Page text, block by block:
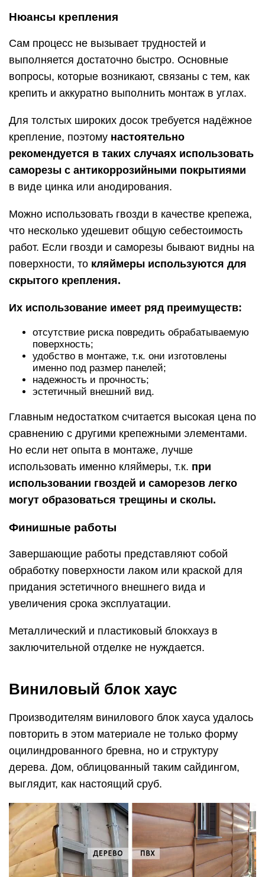
Нюансы крепления
Сам процесс не вызывает трудностей и
выполняется достаточно быстро. Основные
вопросы, которые возникают, связаны с тем, как
крепить и аккуратно выполнить монтаж в углах.
Для толстых широких досок требуется надёжное
крепление, поэтому настоятельно
рекомендуется в таких случаях использовать
саморезы с антикоррозийными покрытиями
в виде цинка или анодирования.
Можно использовать гвозди в качестве крепежа,
что несколько удешевит общую себестоимость
работ. Если гвозди и саморезы бывают видны на
поверхности, то кляймеры используются для
скрытого крепления.
Их использование имеет ряд преимуществ:
отсутствие риска повредить обрабатываемую
поверхность;
удобство в монтаже, т.к. они изготовлены
именно под размер панелей;
надежность и прочность;
эстетичный внешний вид.
Главным недостатком считается высокая цена по
сравнению с другими крепежными элементами.
Но если нет опыта в монтаже, лучше
использовать именно кляймеры, т.к. при
использовании гвоздей и саморезов легко
могут образоваться трещины и сколы.
Финишные работы
Завершающие работы представляют собой
обработку поверхности лаком или краской для
придания эстетичного внешнего вида и
увеличения срока эксплуатации.
Металлический и пластиковый блокхауз в
заключительной отделке не нуждается.
Виниловый блок хаус
Производителям винилового блок хауса удалось
повторить в этом материале не только форму
оцилиндрованного бревна, но и структуру
дерева. Дом, облицованный таким сайдингом,
выглядит, как настоящий сруб.